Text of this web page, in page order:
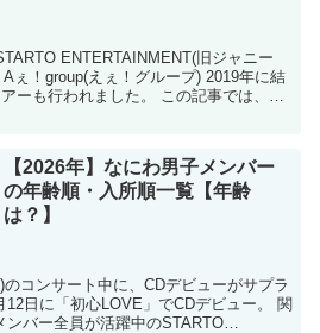
ENTERTAINMENT(旧ジャニー
ぇ！group(えぇ！グループ) 2019年に結
ーも行われました。 この記事では、A
【2026年】なにわ男子メンバー
の年齢順・入所順一覧【年齢
は？】
コンサート中に、CDデビューがサプラ
12日に「初心LOVE」でCDデビュー。 関
バー全員が活躍中のSTARTO